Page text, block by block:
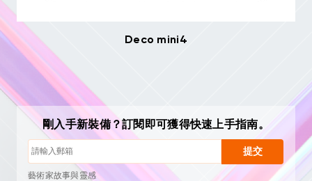
Deco mini4
剛入手新裝備？訂閱即可獲得快速上手指南。
提交
隨時一鍵退訂
繪畫教學
使用技巧與故障排查
藝術家故事與靈感